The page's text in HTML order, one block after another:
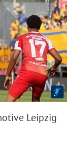
Leipzig